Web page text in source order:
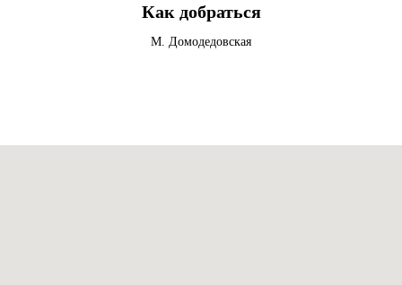
Как добраться
М. Домодедовская